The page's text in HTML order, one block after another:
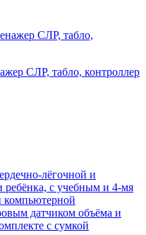
СЛР, табло, контроллер